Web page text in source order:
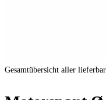
Gesamtübersicht aller